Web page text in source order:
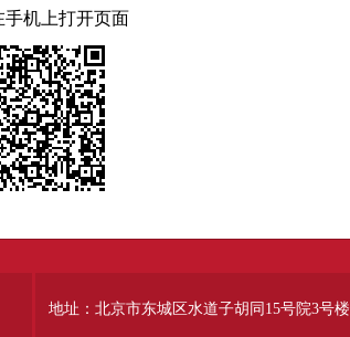
手机上打开页面
地址：北京市东城区水道子胡同15号院3号楼